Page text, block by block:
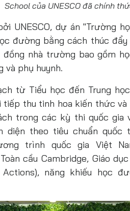
School của UNESCO đã chính
UNESCO, dự án "Trường
đường bằng cách thúc
nhà trường bao gồm
và phụ huynh.
từ Tiểu học đến Trung
tiếp thu tinh hoa kiến thức
trong các kỳ thi quốc gia
diện theo tiêu chuẩn
trình quốc gia Việt
cầu Cambridge, Giáo
năng khiếu học